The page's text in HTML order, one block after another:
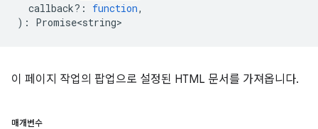
callback? : function,
) : Promise<string>
이 페이지 작업의 팝업으로 설정된 HTML 문서를 가져옵니다.
매개변수